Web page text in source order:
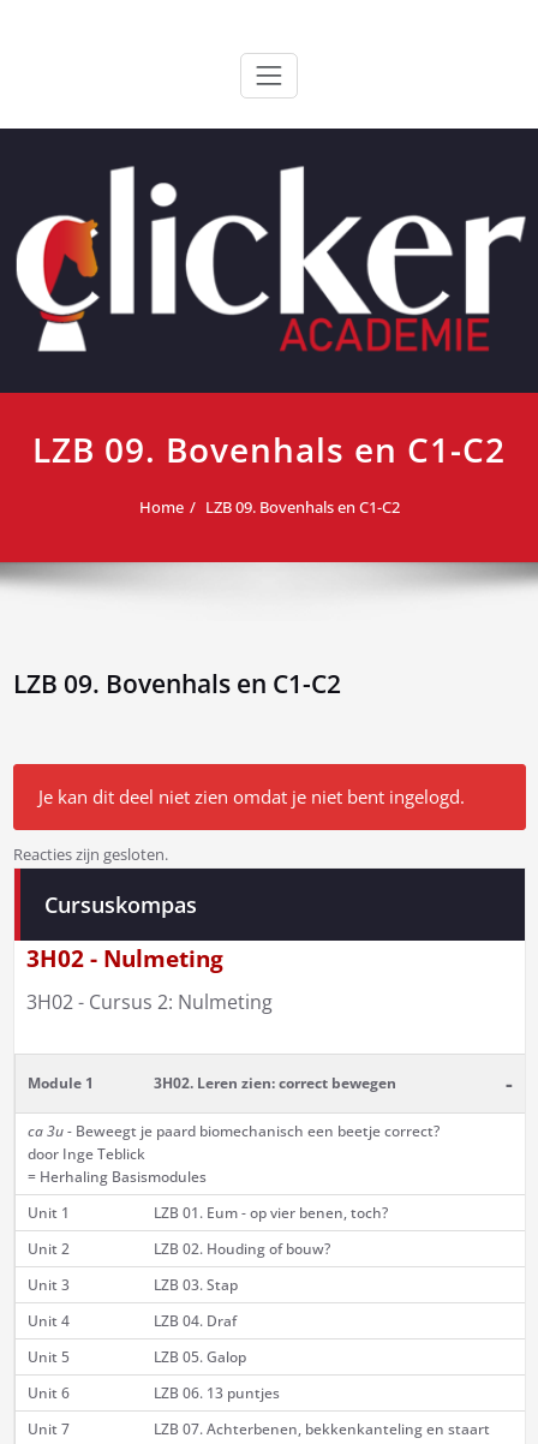
ClickerAcademie
LZB 09. Bovenhals en C1-C2
Home LZB 09. Bovenhals en C1-C2
LZB 09. Bovenhals en C1-C2
Je kan dit deel niet zien omdat je niet bent ingelogd.
Bericht
navigatie
Reacties zijn gesloten.
Cursuskompas
3H02 - Nulmeting
3H02 - Cursus 2: Nulmeting
Module 1 3H02. Leren zien: correct bewegen -
ca 3u -Beweegt je paard biomechanisch een beetje correct?
door Inge Teblick
= Herhaling Basismodules
Unit 1
LZB 01. Eum - op vier benen, toch?
Unit 2
LZB 02. Houding of bouw?
Unit 3
LZB 03. Stap
Unit 4
LZB 04. Draf
Unit 5
LZB 05. Galop
Unit 6
LZB 06. 13 puntjes
Unit 7
LZB 07. Achterbenen, bekkenkanteling en staart